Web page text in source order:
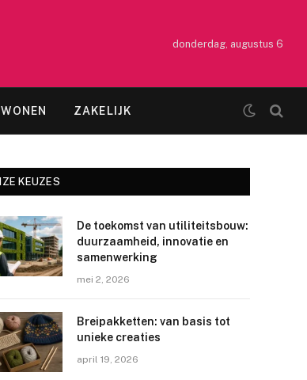
donderdag, augustus 6
WONEN ZAKELIJK
KEUZES
De toekomst van utiliteitsbouw:
duurzaamheid, innovatie en
samenwerking
mei 2, 2026
Breipakketten: van basis tot
unieke creaties
april 19, 2026